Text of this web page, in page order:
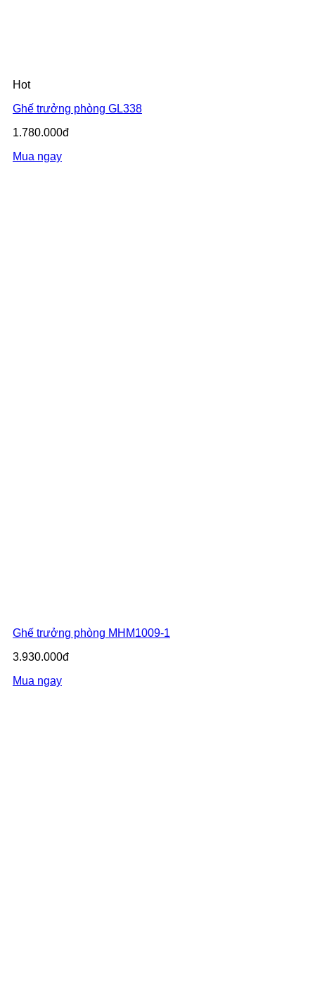
Hot
Ghế trưởng phòng GL338
1.780.000đ
Mua ngay
Ghế trưởng phòng MHM1009-1
3.930.000đ
Mua ngay